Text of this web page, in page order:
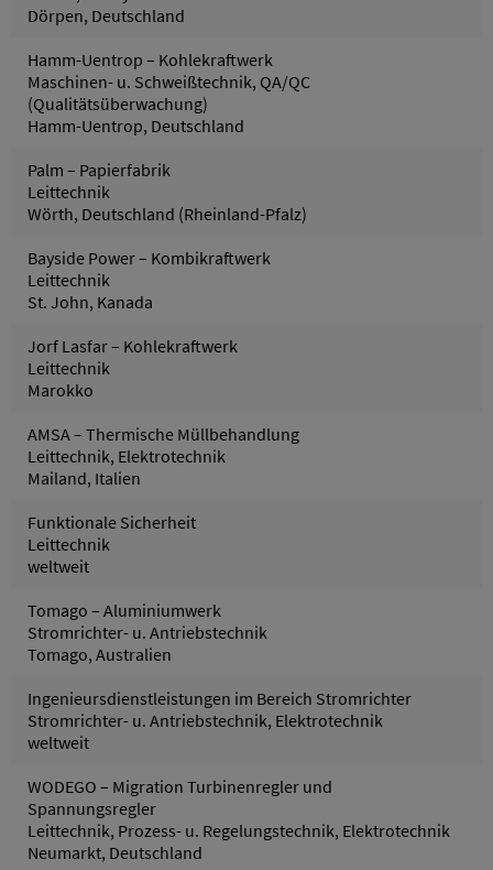
Dörpen, Deutschland
Hamm-Uentrop – Kohlekraftwerk
Maschinen- u. Schweißtechnik, QA/QC
(Qualitätsüberwachung)
Hamm-Uentrop, Deutschland
Palm – Papierfabrik
Leittechnik
Wörth, Deutschland (Rheinland-Pfalz)
Bayside Power – Kombikraftwerk
Leittechnik
St. John, Kanada
Jorf Lasfar – Kohlekraftwerk
Leittechnik
Marokko
AMSA – Thermische Müllbehandlung
Leittechnik, Elektrotechnik
Mailand, Italien
Funktionale Sicherheit
Leittechnik
weltweit
Tomago – Aluminiumwerk
Stromrichter- u. Antriebstechnik
Tomago, Australien
Ingenieursdienstleistungen im Bereich Stromrichter
Stromrichter- u. Antriebstechnik, Elektrotechnik
weltweit
WODEGO – Migration Turbinenregler und
Spannungsregler
Leittechnik, Prozess- u. Regelungstechnik, Elektrotechnik
Neumarkt, Deutschland